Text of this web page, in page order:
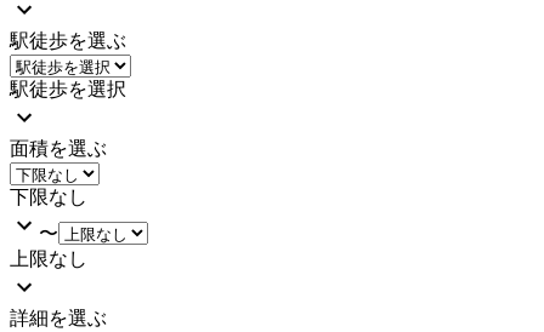
駅徒歩を選ぶ
駅徒歩を選択
面積を選ぶ
下限なし
〜
上限なし
詳細を選ぶ